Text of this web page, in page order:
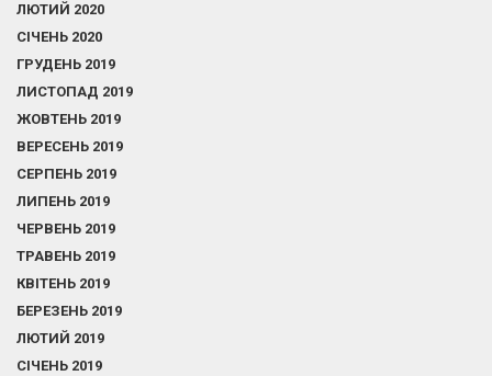
ЛЮТИЙ 2020
СІЧЕНЬ 2020
ГРУДЕНЬ 2019
ЛИСТОПАД 2019
ЖОВТЕНЬ 2019
ВЕРЕСЕНЬ 2019
СЕРПЕНЬ 2019
ЛИПЕНЬ 2019
ЧЕРВЕНЬ 2019
ТРАВЕНЬ 2019
КВІТЕНЬ 2019
БЕРЕЗЕНЬ 2019
ЛЮТИЙ 2019
СІЧЕНЬ 2019